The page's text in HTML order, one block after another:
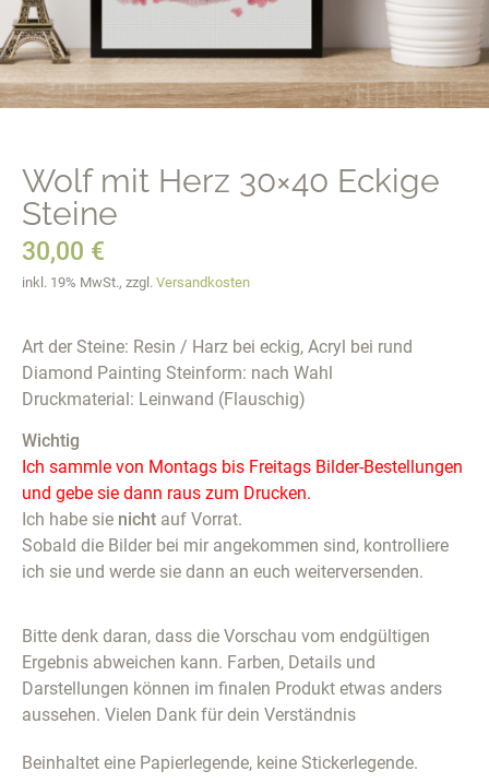
Wolf mit Herz 30×40 Eckige
Steine
30,00 €
inkl. 19% MwSt., zzgl. Versandkosten
Art der Steine: Resin / Harz bei eckig, Acryl bei rund
Diamond Painting Steinform: nach Wahl
Druckmaterial: Leinwand (Flauschig)
Wichtig
Ich sammle von Montags bis Freitags Bilder-Bestellungen
und gebe sie dann raus zum Drucken.
Ich habe sie nicht auf Vorrat.
Sobald die Bilder bei mir angekommen sind, kontrolliere
ich sie und werde sie dann an euch weiterversenden.
Bitte denk daran, dass die Vorschau vom endgültigen
Ergebnis abweichen kann. Farben, Details und
Darstellungen können im finalen Produkt etwas anders
aussehen. Vielen Dank für dein Verständnis
Beinhaltet eine Papierlegende, keine Stickerlegende.